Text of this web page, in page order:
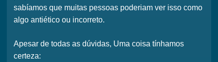
sabíamos que muitas pessoas poderiam ver isso como
algo antiético ou incorreto.
Apesar de todas as dúvidas, Uma coisa tínhamos
certeza: